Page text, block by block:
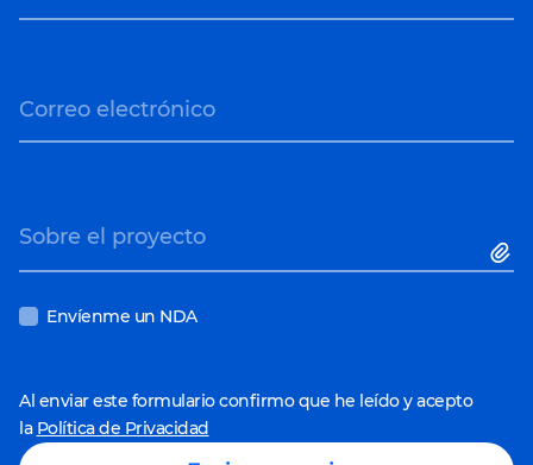
especialistas cuando
Gestiona todas las
operaciones IT para
Streaming
Comercio minorista
Correo electrónico
Sobre el proyecto
Envíenme un NDA
Al enviar este formulario confirmo que he leído y acepto
la Política de Privacidad